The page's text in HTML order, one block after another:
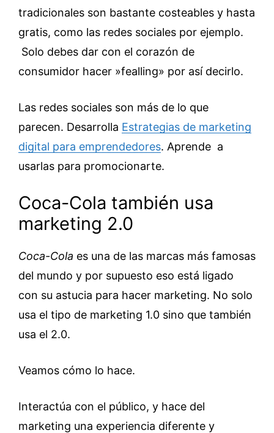
tradicionales son bastante costeables y hasta
gratis, como las redes sociales por ejemplo.
Solo debes dar con el corazón de
consumidor hacer »fealling» por así decirlo.
Las redes sociales son más de lo que
parecen. Desarrolla Estrategias de marketing
digital para emprendedores. Aprende a
usarlas para promocionarte.
Coca-Cola también usa
marketing 2.0
Coca-Cola es una de las marcas más famosas
del mundo y por supuesto eso está ligado
con su astucia para hacer marketing. No solo
usa el tipo de marketing 1.0 sino que también
usa el 2.0.
Veamos cómo lo hace.
Interactúa con el público, y hace del
marketing una experiencia diferente y